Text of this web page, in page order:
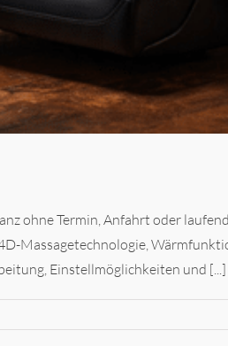
ohne Termin, Anfahrt oder
Massagetechnologie,
Einstellmöglichkeiten und [...]